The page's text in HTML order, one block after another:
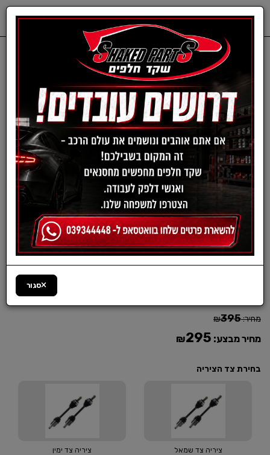
חלפים מכנים HYUNDAI ציריה-יונדאי
ציריה חדשה I10 מ08-
מחיר: ₪395
מחיר מבצע: ₪295
בחירת צד הציריה
ציריה צד שמאל ציריה צד ימין
סגור